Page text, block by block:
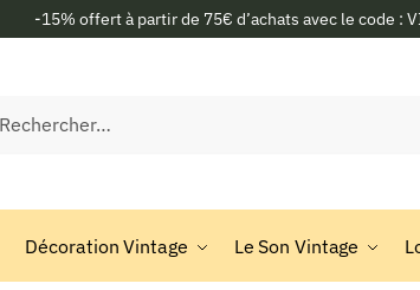
-15% offert à partir de 75€ d’achats avec le code :
Décoration Vintage Le Son Vintage